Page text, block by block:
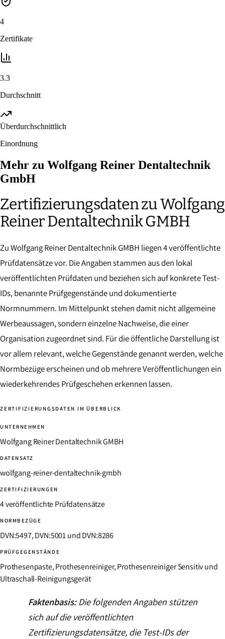
4
Zertifikate
3.3
Durchschnitt
Überdurchschnittlich
Einordnung
Mehr zu Wolfgang Reiner Dentaltechnik
GmbH
Zertifizierungsdaten zu Wolfgang
Reiner Dentaltechnik GMBH
Zu Wolfgang Reiner Dentaltechnik GMBH liegen 4 veröffentlichte
Prüfdatensätze vor. Die Angaben stammen aus den lokal
veröffentlichten Prüfdaten und beziehen sich auf konkrete Test-
IDs, benannte Prüfgegenstände und dokumentierte
Normnummern. Im Mittelpunkt stehen damit nicht allgemeine
Werbeaussagen, sondern einzelne Nachweise, die einer
Organisation zugeordnet sind. Für die öffentliche Darstellung ist
vor allem relevant, welche Gegenstände genannt werden, welche
Normbezüge erscheinen und ob mehrere Veröffentlichungen ein
wiederkehrendes Prüfgeschehen erkennen lassen.
ZERTIFIZIERUNGSDATEN IM ÜBERBLICK
UNTERNEHMEN
Wolfgang Reiner Dentaltechnik GMBH
DATENSATZ
wolfgang-reiner-dentaltechnik-gmbh
ZERTIFIZIERUNGEN
4 veröffentlichte Prüfdatensätze
NORMBEZÜGE
DVN:5497, DVN:5001 und DVN:8286
PRÜFGEGENSTÄNDE
Prothesenpaste, Prothesenreiniger, Prothesenreiniger Sensitiv und
Ultraschall-Reinigungsgerät
Faktenbasis:Die folgenden Angaben stützen
sich auf die veröffentlichten
Zertifizierungsdatensätze, die Test-IDs der